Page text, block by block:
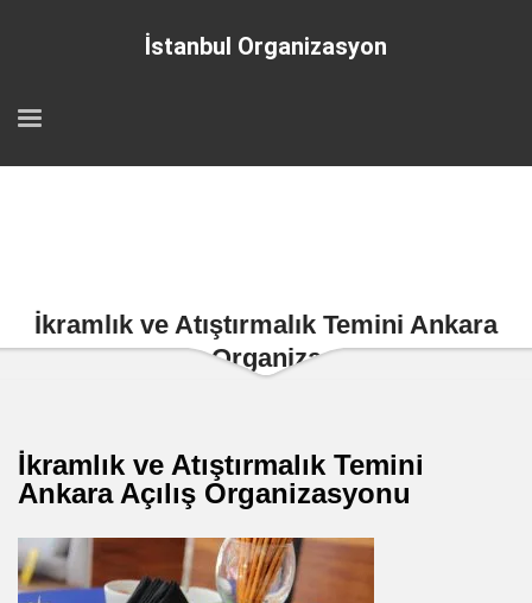
İstanbul Organizasyon
İkramlık ve Atıştırmalık Temini Ankara
Açılış Organizasyonu
İkramlık ve Atıştırmalık Temini
Ankara Açılış Organizasyonu